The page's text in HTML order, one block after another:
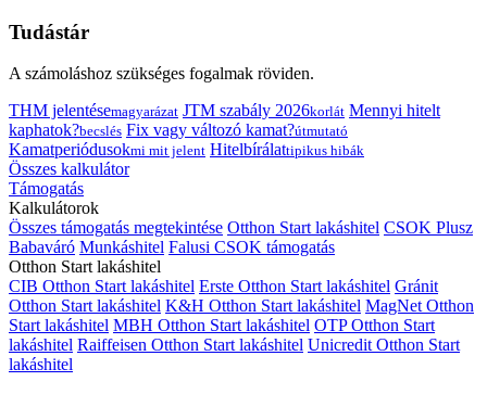
Tudástár
A számoláshoz szükséges fogalmak röviden.
THM jelentésemagyarázat JTM szabály 2026korlát Mennyi hitelt
kaphatok?becslés Fix vagy változó kamat?útmutató
Kamatperiódusokmi mit jelent Hitelbírálattipikus hibák
Összes kalkulátor
Támogatás
Kalkulátorok
Összes támogatás megtekintése Otthon Start lakáshitel CSOK Plusz
Babaváró Munkáshitel Falusi CSOK támogatás
Otthon Start lakáshitel
CIB Otthon Start lakáshitel Erste Otthon Start lakáshitel Gránit
Otthon Start lakáshitel K&H Otthon Start lakáshitel MagNet Otthon
Start lakáshitel MBH Otthon Start lakáshitel OTP Otthon Start
lakáshitel Raiffeisen Otthon Start lakáshitel Unicredit Otthon Start
lakáshitel